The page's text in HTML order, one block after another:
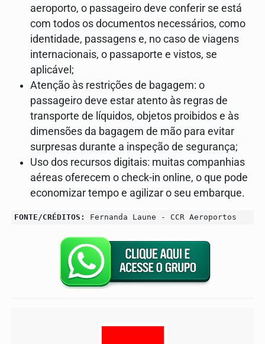
aeroporto, o passageiro deve conferir se está
com todos os documentos necessários, como
identidade, passagens e, no caso de viagens
internacionais, o passaporte e vistos, se
aplicável;
Atenção às restrições de bagagem: o
passageiro deve estar atento às regras de
transporte de líquidos, objetos proibidos e às
dimensões da bagagem de mão para evitar
surpresas durante a inspeção de segurança;
Uso dos recursos digitais: muitas companhias
aéreas oferecem o check-in online, o que pode
economizar tempo e agilizar o seu embarque.
FONTE/CRÉDITOS: Fernanda Laune - CCR Aeroportos